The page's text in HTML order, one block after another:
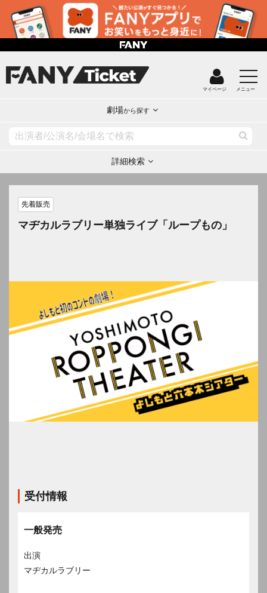
マイページ メニュー
劇場から探す
詳細検索
先着販売
マヂカルラブリー単独ライブ「ループもの」
受付情報
一般発売
出演
マヂカルラブリー